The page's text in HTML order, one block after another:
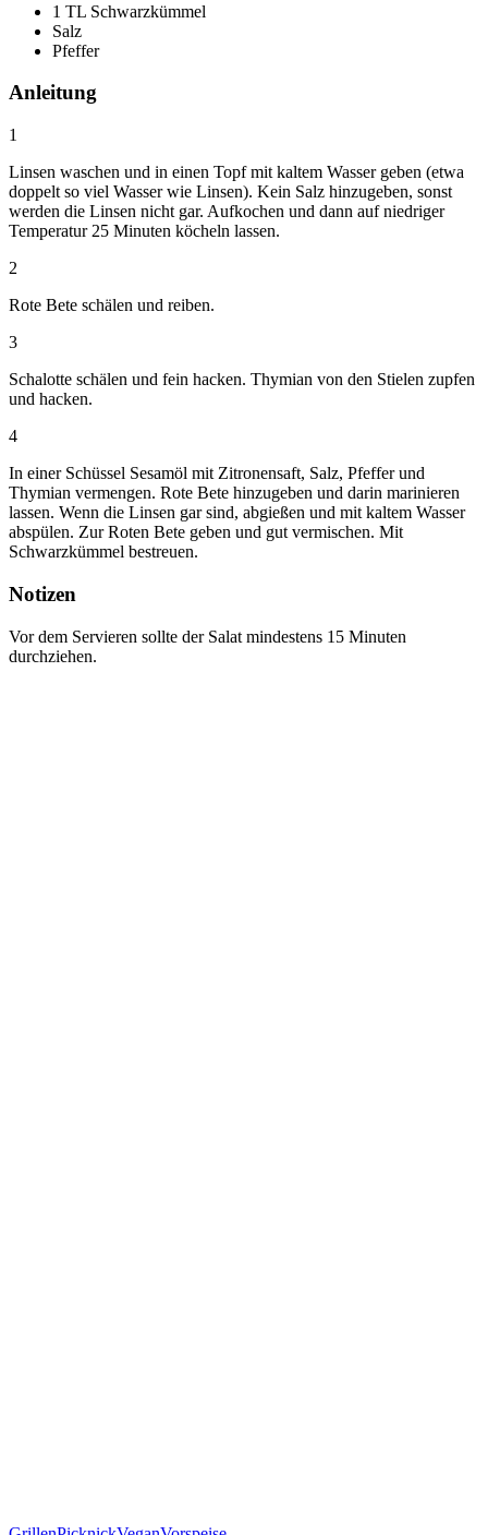
1 TL Schwarzkümmel
Salz
Pfeffer
Anleitung
1
Linsen waschen und in einen Topf mit kaltem Wasser geben (etwa
doppelt so viel Wasser wie Linsen). Kein Salz hinzugeben, sonst
werden die Linsen nicht gar. Aufkochen und dann auf niedriger
Temperatur 25 Minuten köcheln lassen.
2
Rote Bete schälen und reiben.
3
Schalotte schälen und fein hacken. Thymian von den Stielen zupfen
und hacken.
4
In einer Schüssel Sesamöl mit Zitronensaft, Salz, Pfeffer und
Thymian vermengen. Rote Bete hinzugeben und darin marinieren
lassen. Wenn die Linsen gar sind, abgießen und mit kaltem Wasser
abspülen. Zur Roten Bete geben und gut vermischen. Mit
Schwarzkümmel bestreuen.
Notizen
Vor dem Servieren sollte der Salat mindestens 15 Minuten
durchziehen.